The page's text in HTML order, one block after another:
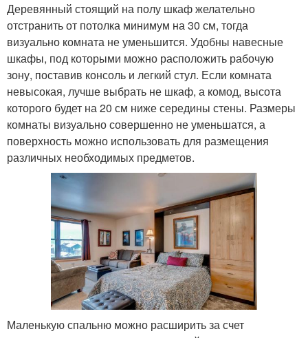
Деревянный стоящий на полу шкаф желательно
отстранить от потолка минимум на 30 см, тогда
визуально комната не уменьшится. Удобны навесные
шкафы, под которыми можно расположить рабочую
зону, поставив консоль и легкий стул. Если комната
невысокая, лучше выбрать не шкаф, а комод, высота
которого будет на 20 см ниже середины стены. Размеры
комнаты визуально совершенно не уменьшатся, а
поверхность можно использовать для размещения
различных необходимых предметов.
Маленькую спальню можно расширить за счет